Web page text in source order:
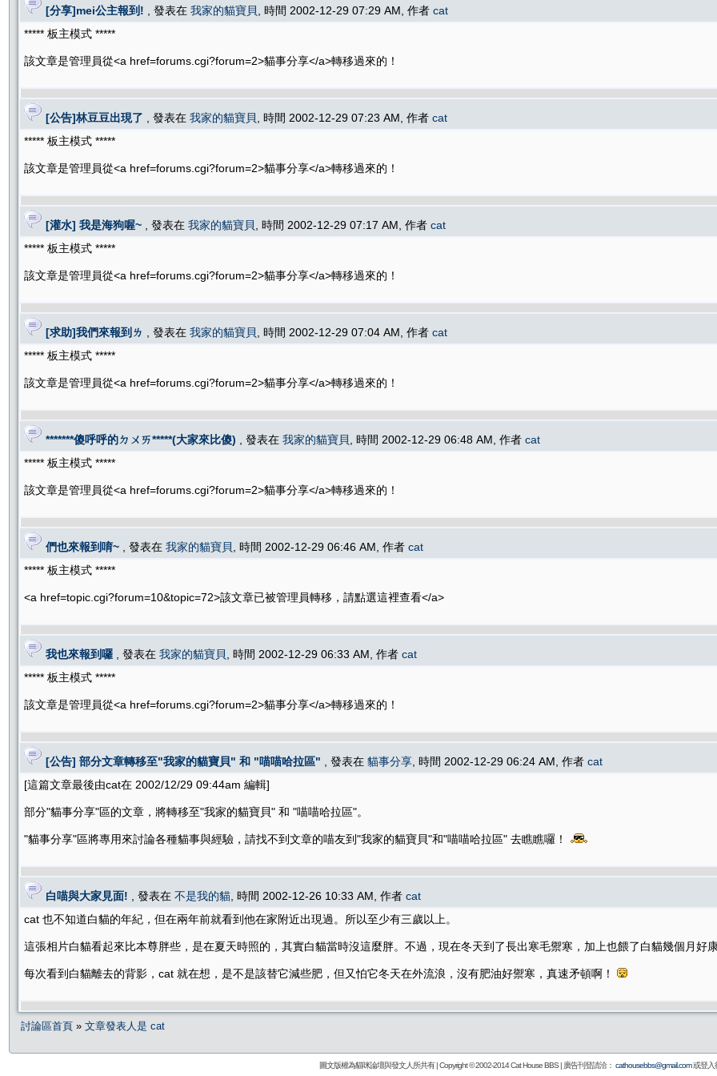
[分享]mei公主報到! , 發表在 我家的貓寶貝 , 時間 2002-12-29 07:29 AM, 作者 cat
***** 板主模式 *****
該文章是管理員從<a href=forums.cgi?forum=2>貓事分享</a>轉移過來的！
[公告]林豆豆出現了 , 發表在 我家的貓寶貝 , 時間 2002-12-29 07:23 AM, 作者 cat
***** 板主模式 *****
該文章是管理員從<a href=forums.cgi?forum=2>貓事分享</a>轉移過來的！
[灌水] 我是海狗喔~ , 發表在 我家的貓寶貝 , 時間 2002-12-29 07:17 AM, 作者 cat
***** 板主模式 *****
該文章是管理員從<a href=forums.cgi?forum=2>貓事分享</a>轉移過來的！
[求助]我們來報到ㄌ , 發表在 我家的貓寶貝 , 時間 2002-12-29 07:04 AM, 作者 cat
***** 板主模式 *****
該文章是管理員從<a href=forums.cgi?forum=2>貓事分享</a>轉移過來的！
*******傻呼呼的ㄉㄨㄞ*****(大家來比傻) , 發表在 我家的貓寶貝 , 時間 2002-12-29 06:48 AM, 作者 cat
***** 板主模式 *****
該文章是管理員從<a href=forums.cgi?forum=2>貓事分享</a>轉移過來的！
們也來報到唷~ , 發表在 我家的貓寶貝 , 時間 2002-12-29 06:46 AM, 作者 cat
***** 板主模式 *****
<a href=topic.cgi?forum=10&topic=72>該文章已被管理員轉移，請點選這裡查看</a>
我也來報到囉 , 發表在 我家的貓寶貝 , 時間 2002-12-29 06:33 AM, 作者 cat
***** 板主模式 *****
該文章是管理員從<a href=forums.cgi?forum=2>貓事分享</a>轉移過來的！
[公告] 部分文章轉移至"我家的貓寶貝" 和 "喵喵哈拉區" , 發表在 貓事分享 , 時間 2002-12-29 06:24 AM, 作者 cat
[這篇文章最後由cat在 2002/12/29 09:44am 編輯]
部分"貓事分享"區的文章，將轉移至"我家的貓寶貝" 和 "喵喵哈拉區"。
"貓事分享"區將專用來討論各種貓事與經驗，請找不到文章的喵友到"我家的貓寶貝"和"喵喵哈拉區" 去瞧瞧囉！
白喵與大家見面! , 發表在 不是我的貓 , 時間 2002-12-26 10:33 AM, 作者 cat
cat 也不知道白貓的年紀，但在兩年前就看到他在家附近出現過。所以至少有三歲以上。
這張相片白貓看起來比本尊胖些，是在夏天時照的，其實白貓當時沒這麼胖。不過，現在冬天到了長出寒毛禦寒，加上也餵了白貓幾個月好
每次看到白貓離去的背影，cat 就在想，是不是該替它減些肥，但又怕它冬天在外流浪，沒有肥油好禦寒，真速矛頓啊！
討論區首頁 » 文章發表人是 cat
圖文版權為貓咪論壇與發文人所共有 | Copyright © 2002-2014Cat House BBS| 廣告刊登請洽： cathousebbs@gmail.com或登入